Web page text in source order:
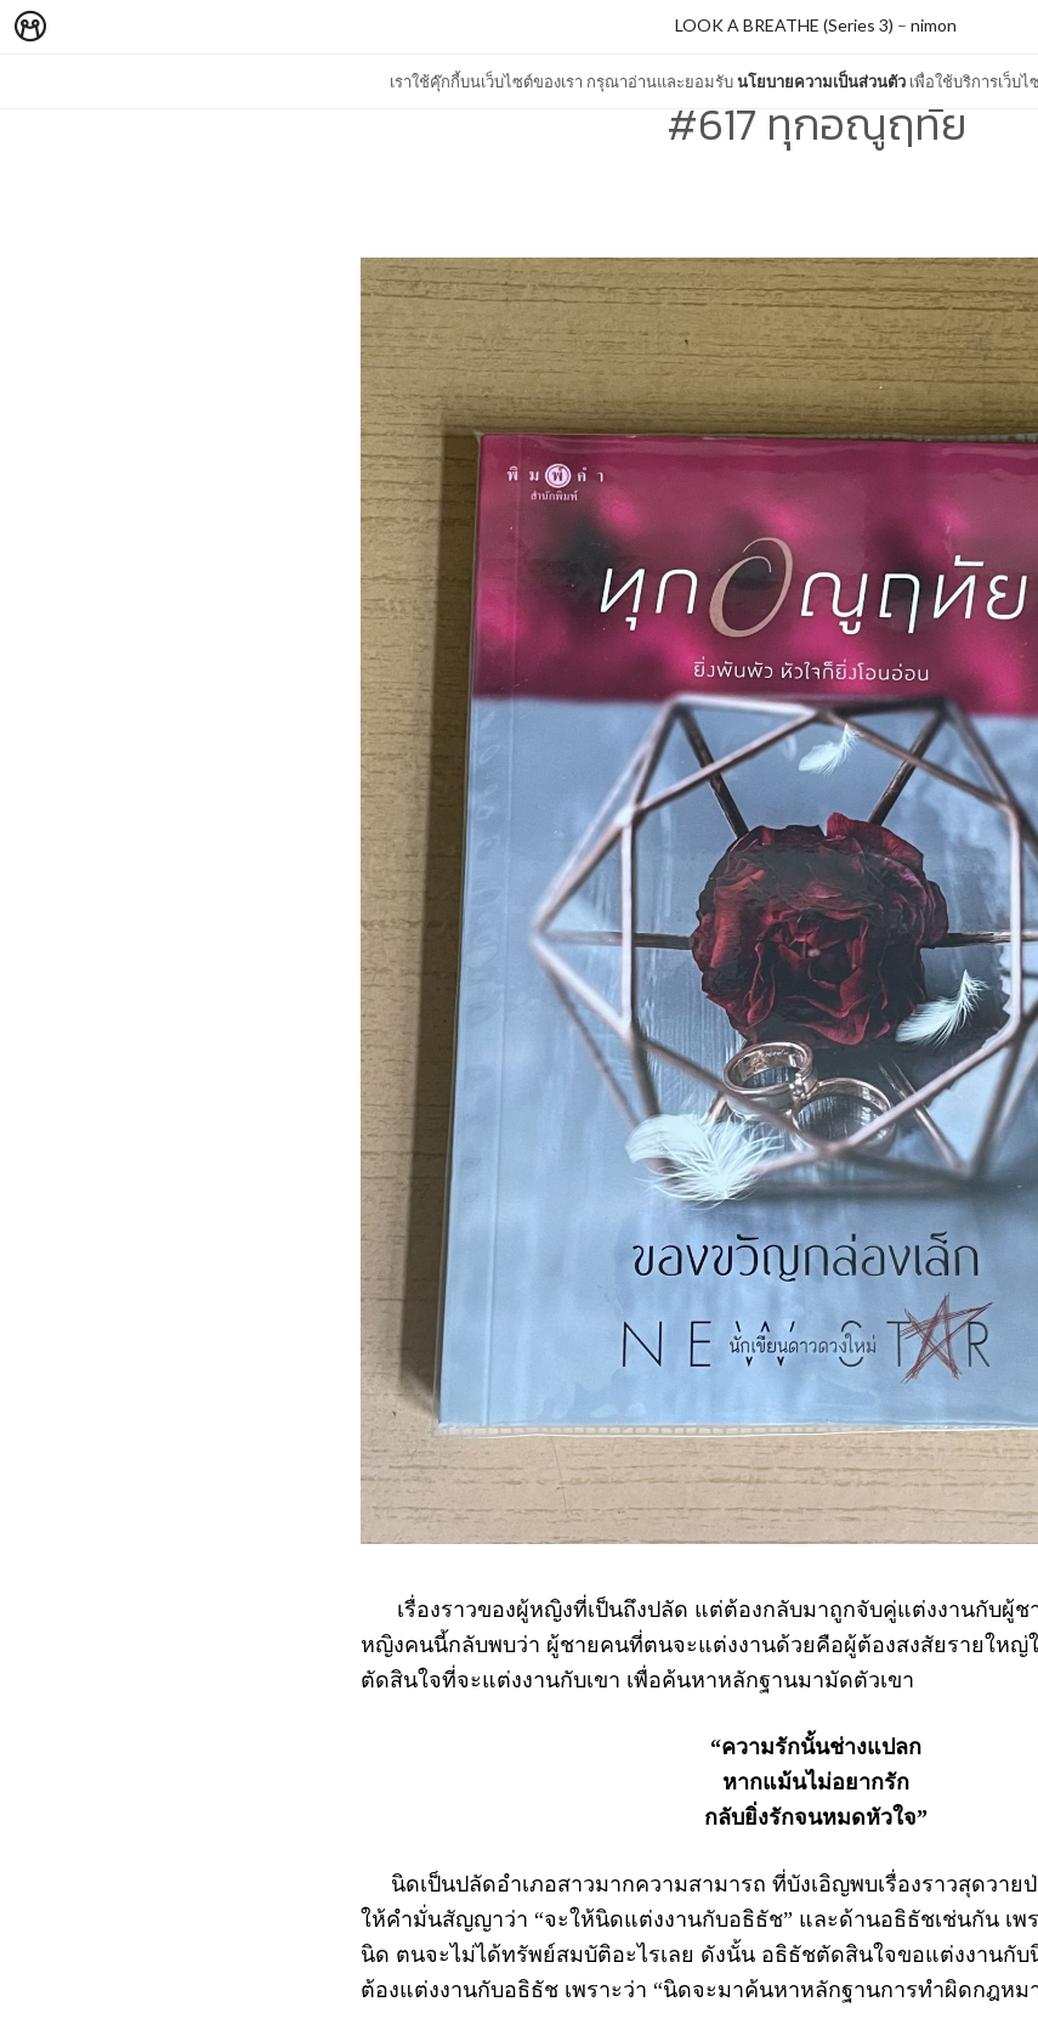
เราใช้คุ๊กกี้บนเว็บไซต์ของเรา กรุณาอ่านและยอมรับนโยบายความเป็นส่วนตัว เพื่อใช้บริการเว็บไ
LOOK A BREATHE (Series 3) – nimon
#617 ทุกอณูฤทัย
เรื่องราวของผู้หญิงที่เป็นถึงปลัด แต่ต้องกลับมาถูกจับคู่แต่งงานกับผู้ช
หญิงคนนี้กลับพบว่า ผู้ชายคนที่ตนจะแต่งงานด้วยคือผู้ต้องสงสัยรายใหญ่
ตัดสินใจที่จะแต่งงานกับเขา เพื่อค้นหาหลักฐานมามัดตัวเขา
“ความรักนั้นช่างแปลก
หากแม้นไม่อยากรัก
กลับยิ่งรักจนหมดหัวใจ”
นิดเป็นปลัดอำเภอสาวมากความสามารถ ที่บังเอิญพบเรื่องราวสุดวายป่
ให้คำมั่นสัญญาว่า “จะให้นิดแต่งงานกับอธิธัช” และด้านอธิธัชเช่นกัน เพ
นิด ตนจะไม่ได้ทรัพย์สมบัติอะไรเลย ดังนั้น อธิธัชตัดสินใจขอแต่งงานกับ
ต้องแต่งงานกับอธิธัช เพราะว่า “นิดจะมาค้นหาหลักฐานการทำผิดกฎหม